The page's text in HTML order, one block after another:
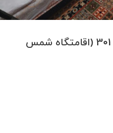
سوئیت چهار تخته واحد 301 (اقامتگاه شمس